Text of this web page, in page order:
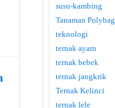
susu-kambing
Tanaman Polybag
teknologi
ternak ayam
ternak bebek
ternak jangkrik
Ternak Kelinci
ternak lele